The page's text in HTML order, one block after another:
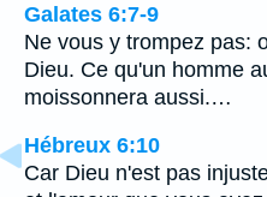
Galates 6:7-9
Ne vous y trompez pas:
Dieu. Ce qu'un homme
moissonnera aussi.…
Hébreux 6:10
Car Dieu n'est pas